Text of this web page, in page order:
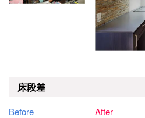
床段差
Before After